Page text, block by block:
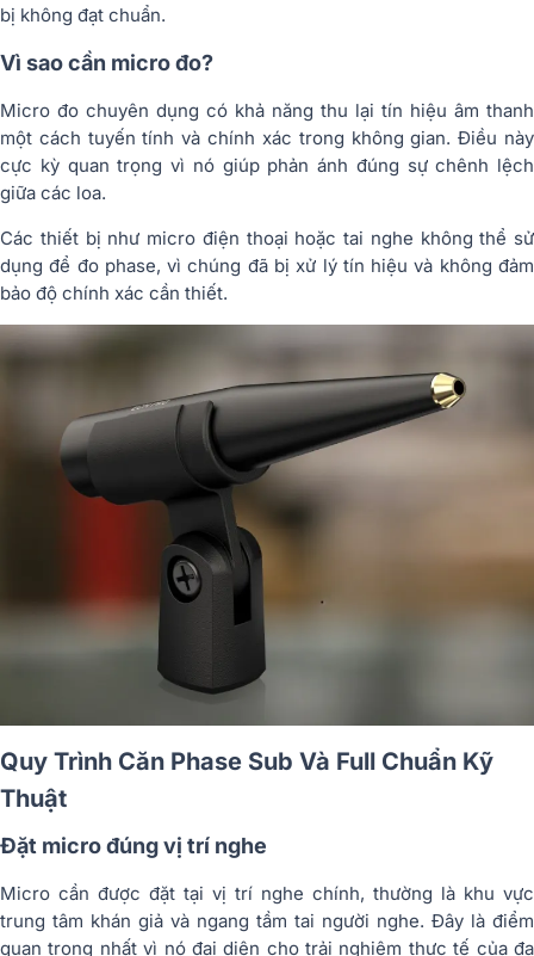
bị không đạt chuẩn.
Vì sao cần micro đo?
Micro đo chuyên dụng có khả năng thu lại tín hiệu âm thanh
một cách tuyến tính và chính xác trong không gian. Điều này
cực kỳ quan trọng vì nó giúp phản ánh đúng sự chênh lệch
giữa các loa.
Các thiết bị như micro điện thoại hoặc tai nghe không thể sử
dụng để đo phase, vì chúng đã bị xử lý tín hiệu và không đảm
bảo độ chính xác cần thiết.
Quy Trình Căn Phase Sub Và Full Chuẩn Kỹ
Thuật
Đặt micro đúng vị trí nghe
Micro cần được đặt tại vị trí nghe chính, thường là khu vực
trung tâm khán giả và ngang tầm tai người nghe. Đây là điểm
quan trọng nhất vì nó đại diện cho trải nghiệm thực tế của đa